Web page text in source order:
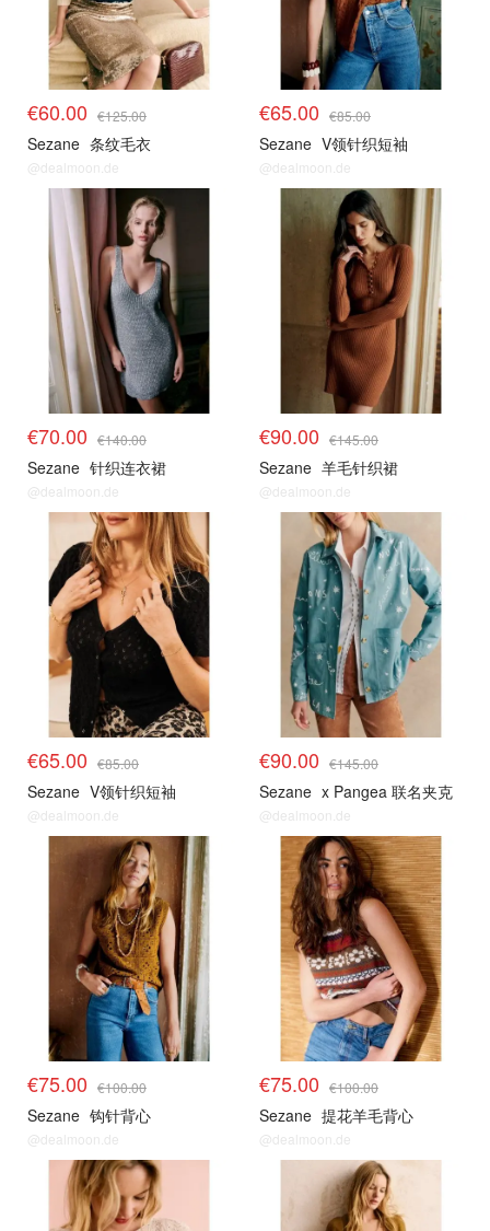
€60.00 €125.00
Sezane 条纹毛衣
@dealmoon.de
€65.00 €85.00
Sezane V领针织短袖
@dealmoon.de
€70.00 €140.00
Sezane 针织连衣裙
@dealmoon.de
€90.00 €145.00
Sezane 羊毛针织裙
@dealmoon.de
€65.00 €85.00
Sezane V领针织短袖
@dealmoon.de
€90.00 €145.00
Sezane x Pangea 联名夹克
@dealmoon.de
€75.00 €100.00
Sezane 钩针背心
@dealmoon.de
€75.00 €100.00
Sezane 提花羊毛背心
@dealmoon.de